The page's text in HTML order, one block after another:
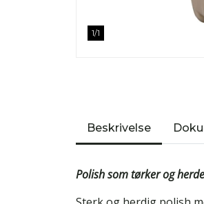
1/1
Beskrivelse
Polish som tørker og